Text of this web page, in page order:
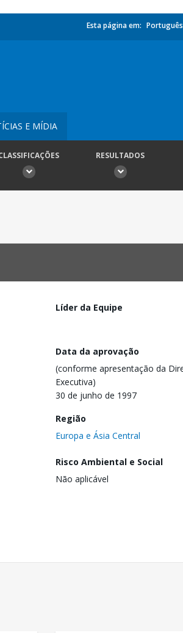
Esta página em: Português
E MÍDIA
RESULTADOS
Líder da Equipe
Data da aprovação
(conforme apresentação da
Executiva)
30 de junho de 1997
Região
Europa e Ásia Central
Risco Ambiental e Social
Não aplicável